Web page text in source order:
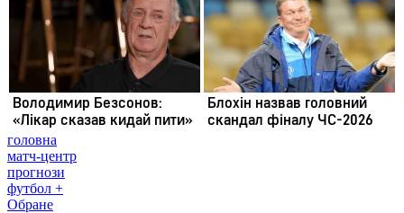
головна
матч-центр
прогнози
футбол +
Обране